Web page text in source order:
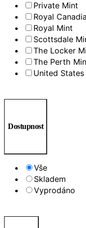
Private Mint
Royal
Royal Mint
Scottsdale
The Locker
The Perth
United
Dostupnost
Vše
Skladem
Vyprodáno